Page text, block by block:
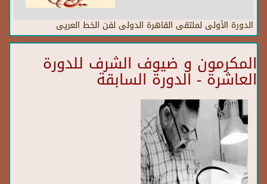
الدورة الأولى لملتقى القاهرة الدولى لفن الخط العريى
المكرمون و ضيوف الشرف للدورة
العاشرة - الدورة السابقة